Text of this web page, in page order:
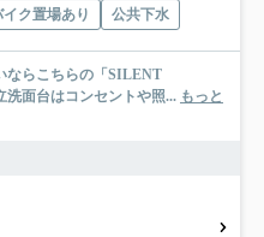
イク置場あり 公共下水
ならこちらの「SILENT
面台はコンセントや照... もっと